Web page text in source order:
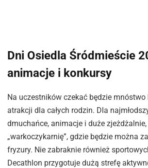
Dni Osiedla Śródmieście
animacje i konkursy
Na uczestników czekać będzie mnóstwo
atrakcji dla całych rodzin. Dla
dmuchańce, animacje i duże
„warkoczykarnię”, gdzie będzie można
fryzury. Nie zabraknie również
Decathlon przygotuje dużą strefę